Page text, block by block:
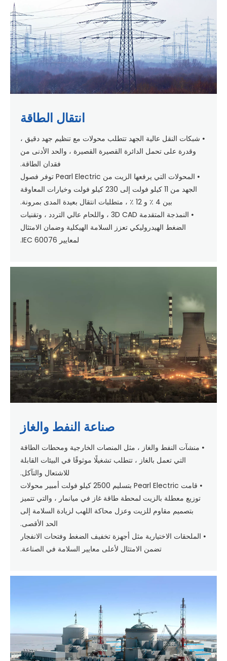
انتقال الطاقة
⦁ شبكات النقل عالية الجهد تتطلب محولات مع تنظيم جهد دقيق ،
وقدرة على تحمل الدائرة القصيرة القصيرة ، والحد الأدنى من
فقدان الطاقة.
⦁ المحولات التي يرفعها الزيت من Pearl Electric توفر فصول
الجهد من 11 كيلو فولت إلى 230 كيلو فولت وخيارات المعاوقة
بين 4 ٪ و 12 ٪ ، متطلبات انتقال بعيدة المدى بمرونة.
⦁ النمذجة المتقدمة 3D CAD ، واللحام عالي التردد ، وتقنيات
الضغط الهيدروليكي تعزز السلامة الهيكلية وضمان الامتثال
لمعايير IEC 60076.
صناعة النفط والغاز
⦁ منشآت النفط والغاز ، مثل المنصات الخارجية ومحطات الطاقة
التي تعمل بالغاز ، تتطلب تشغيلًا موثوقًا في البيئات القابلة
للاشتعال والتآكل.
⦁ قامت Pearl Electric بتسليم 2500 كيلو فولت أمبير محولات
توزيع معطلة بالزيت لمحطة طاقة غاز في ميانمار ، والتي تتميز
بتصميم مقاوم للزيت وعزل محاكة اللهب لزيادة السلامة إلى
الحد الأقصى.
⦁ الملحقات الاختيارية مثل أجهزة تخفيف الضغط وفتحات الانفجار
تضمن الامتثال لأعلى معايير السلامة في الصناعة.